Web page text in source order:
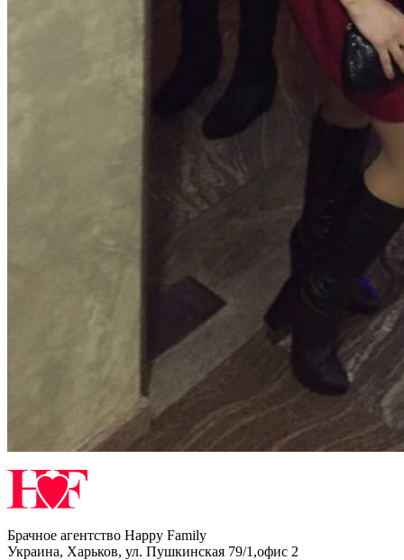
Брачное агентство Happy Family
Украина, Харьков, ул. Пушкинская 79/1,офис 2